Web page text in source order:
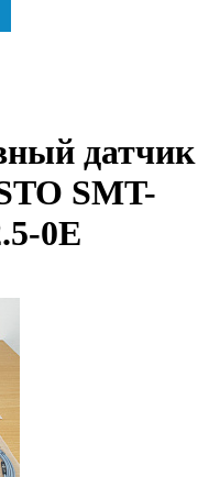
датчик
SMT-
0E